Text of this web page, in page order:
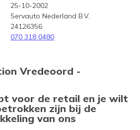
25-10-2002
Servauto Nederland B.V.
24126356
070 318 0480
Vredeoord -
voor de retail en je wilt
zijn bij de
van ons